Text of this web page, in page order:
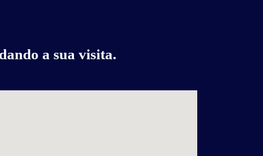
a sua visita.